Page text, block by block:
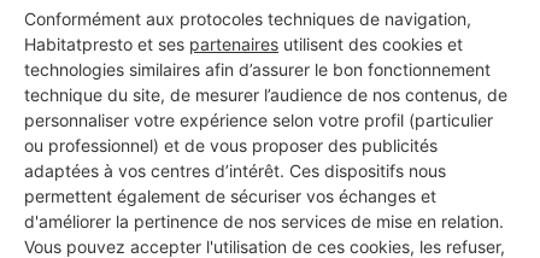
Conformément aux protocoles techniques de navigation,
Habitatpresto et ses partenaires utilisent des cookies et
technologies similaires afin d’assurer le bon fonctionnement
technique du site, de mesurer l’audience de nos contenus, de
personnaliser votre expérience selon votre profil (particulier
ou professionnel) et de vous proposer des publicités
adaptées à vos centres d’intérêt. Ces dispositifs nous
permettent également de sécuriser vos échanges et
d'améliorer la pertinence de nos services de mise en relation.
Vous pouvez accepter l'utilisation de ces cookies, les refuser,
Les 1 autres Installateurs
d'alarmes pour vos travaux à
Rouzède